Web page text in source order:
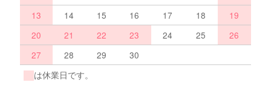
13
14 15 16 17 18
19
20
21 22 23 24 25
26
27
28 29
30
は休業日です。